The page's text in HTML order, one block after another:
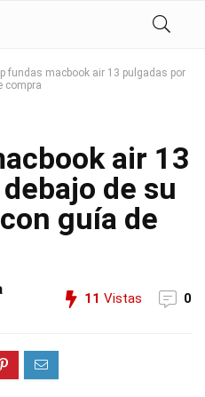
fundas macbook air 13 pulgadas por
compra
air 13
de su
guía de
11 Vistas 0